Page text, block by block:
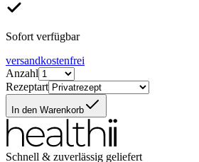
Sofort verfügbar
versandkostenfrei
Anzahl
Rezeptart
In den Warenkorb
Schnell & zuverlässig geliefert